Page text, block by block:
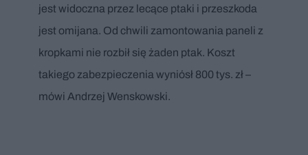
jest widoczna przez lecące ptaki i przeszkoda
jest omijana. Od chwili zamontowania paneli z
kropkami nie rozbił się żaden ptak. Koszt
takiego zabezpieczenia wyniósł 800 tys. zł –
mówi Andrzej Wenskowski.